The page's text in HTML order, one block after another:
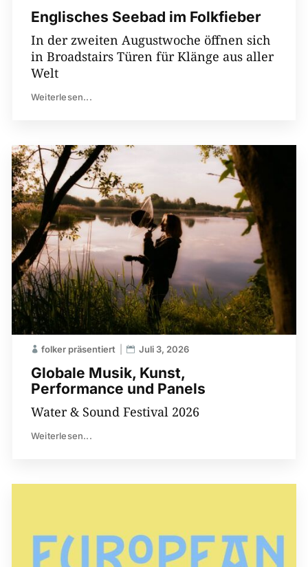
Englisches Seebad im Folkfieber
In der zweiten Augustwoche öffnen sich
in Broadstairs Türen für Klänge aus aller
Welt
Weiterlesen...
Globale Musik, Kunst,
Performance und Panels
folker präsentiert Juli 3, 2026
Water & Sound Festival 2026
Weiterlesen...